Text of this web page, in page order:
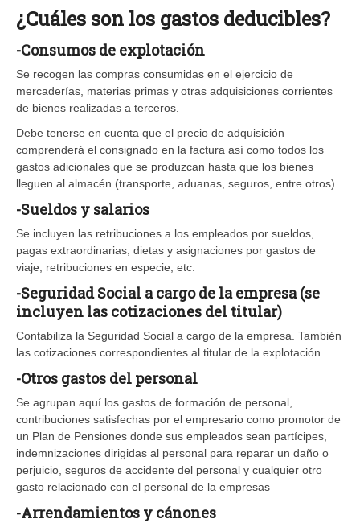
¿Cuáles son los gastos deducibles?
-Consumos de explotación
Se recogen las compras consumidas en el ejercicio de
mercaderías, materias primas y otras adquisiciones corrientes
de bienes realizadas a terceros.
Debe tenerse en cuenta que el precio de adquisición
comprenderá el consignado en la factura así como todos los
gastos adicionales que se produzcan hasta que los bienes
lleguen al almacén (transporte, aduanas, seguros, entre otros).
-Sueldos y salarios
Se incluyen las retribuciones a los empleados por sueldos,
pagas extraordinarias, dietas y asignaciones por gastos de
viaje, retribuciones en especie, etc.
-Seguridad Social a cargo de la empresa (se
incluyen las cotizaciones del titular)
Contabiliza la Seguridad Social a cargo de la empresa. También
las cotizaciones correspondientes al titular de la explotación.
-Otros gastos del personal
Se agrupan aquí los gastos de formación de personal,
contribuciones satisfechas por el empresario como promotor de
un Plan de Pensiones donde sus empleados sean partícipes,
indemnizaciones dirigidas al personal para reparar un daño o
perjuicio, seguros de accidente del personal y cualquier otro
gasto relacionado con el personal de la empresas
-Arrendamientos y cánones